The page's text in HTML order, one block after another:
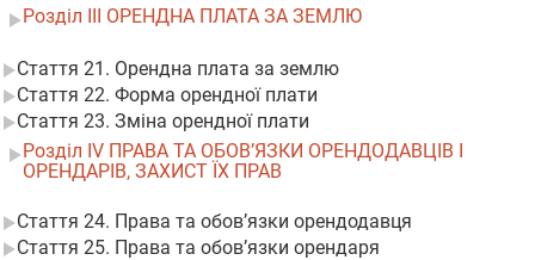
Розділ III ОРЕНДНА ПЛАТА ЗА ЗЕМЛЮ
Стаття 21. Орендна плата за землю
Стаття 22. Форма орендної плати
Стаття 23. Зміна орендної плати
Розділ IV ПРАВА ТА ОБОВ’ЯЗКИ ОРЕНДОДАВЦІВ І
ОРЕНДАРІВ, ЗАХИСТ ЇХ ПРАВ
Стаття 24. Права та обов’язки орендодавця
Стаття 25. Права та обов’язки орендаря